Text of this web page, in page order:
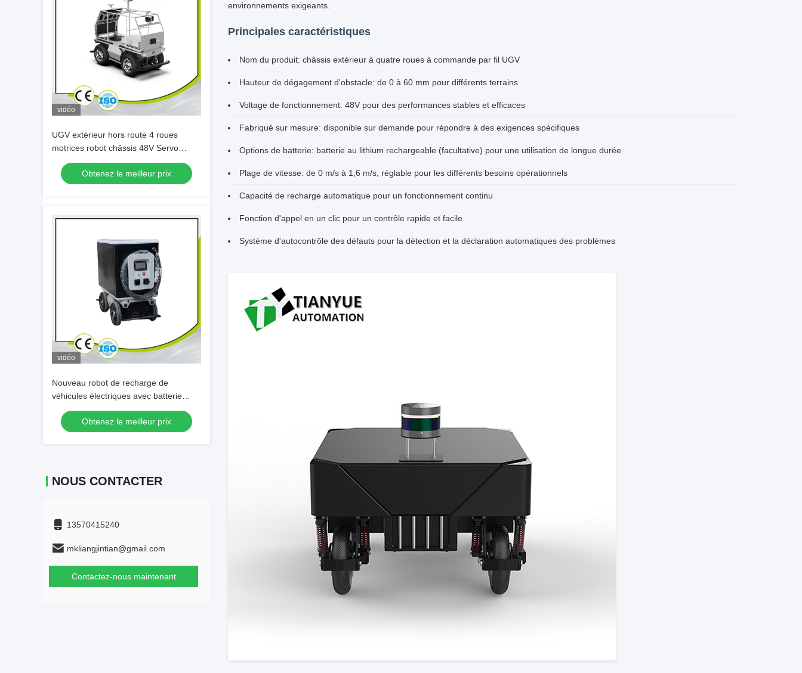
vidéo
UGV extérieur hors route 4 roues
motrices robot châssis 48V Servo
motor drive
Obtenez le meilleur prix
vidéo
Nouveau robot de recharge de
véhicules électriques avec batterie
rechargeable à 60 degrés
Obtenez le meilleur prix
NOUS CONTACTER
13570415240
mkliangjintian@gmail.com
Contactez-nous maintenant
environnements exigeants.
Principales caractéristiques
Nom du produit: châssis extérieur à quatre roues à commande par fil UGV
Hauteur de dégagement d'obstacle: de 0 à 60 mm pour différents terrains
Voltage de fonctionnement: 48V pour des performances stables et efficaces
Fabriqué sur mesure: disponible sur demande pour répondre à des exigences spécifiques
Options de batterie: batterie au lithium rechargeable (facultative) pour une utilisation de longue durée
Plage de vitesse: de 0 m/s à 1,6 m/s, réglable pour les différents besoins opérationnels
Capacité de recharge automatique pour un fonctionnement continu
Fonction d'appel en un clic pour un contrôle rapide et facile
Système d'autocontrôle des défauts pour la détection et la déclaration automatiques des problèmes